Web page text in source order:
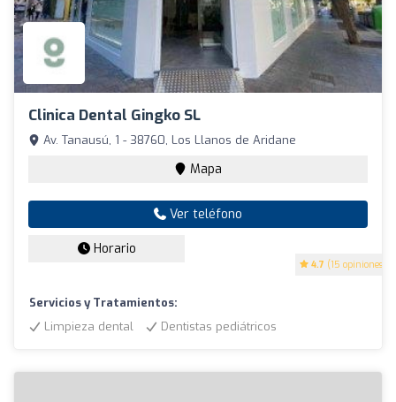
Clinica Dental Gingko SL
4.7 (15 opiniones)
Av. Tanausú, 1 - 38760, Los Llanos de Aridane
Mapa
Ver teléfono
Horario
Servicios y Tratamientos:
Limpieza dental
Dentistas pediátricos